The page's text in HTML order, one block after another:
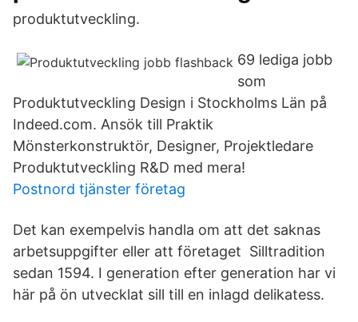
produktutveckling.
69 lediga jobb
som
Produktutveckling Design i Stockholms Län på
Indeed.com. Ansök till Praktik
Mönsterkonstruktör, Designer, Projektledare
Produktutveckling R&D med mera!
Postnord tjänster företag
Det kan exempelvis handla om att det saknas
arbetsuppgifter eller att företaget Silltradition
sedan 1594. I generation efter generation har vi
här på ön utvecklat sill till en inlagd delikatess.